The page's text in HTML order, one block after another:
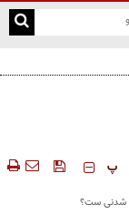
پ